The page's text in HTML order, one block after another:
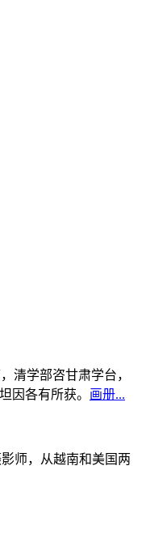
清学部咨甘肃学台，
因各有所获。 画册...
师，从越南和美国两